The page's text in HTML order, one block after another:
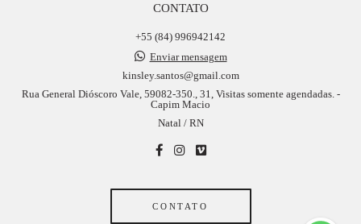
CONTATO
+55 (84) 996942142
Enviar mensagem
kinsley.santos@gmail.com
Rua General Dióscoro Vale, 59082-350., 31, Visitas somente agendadas. -
Capim Macio
Natal / RN
CONTATO